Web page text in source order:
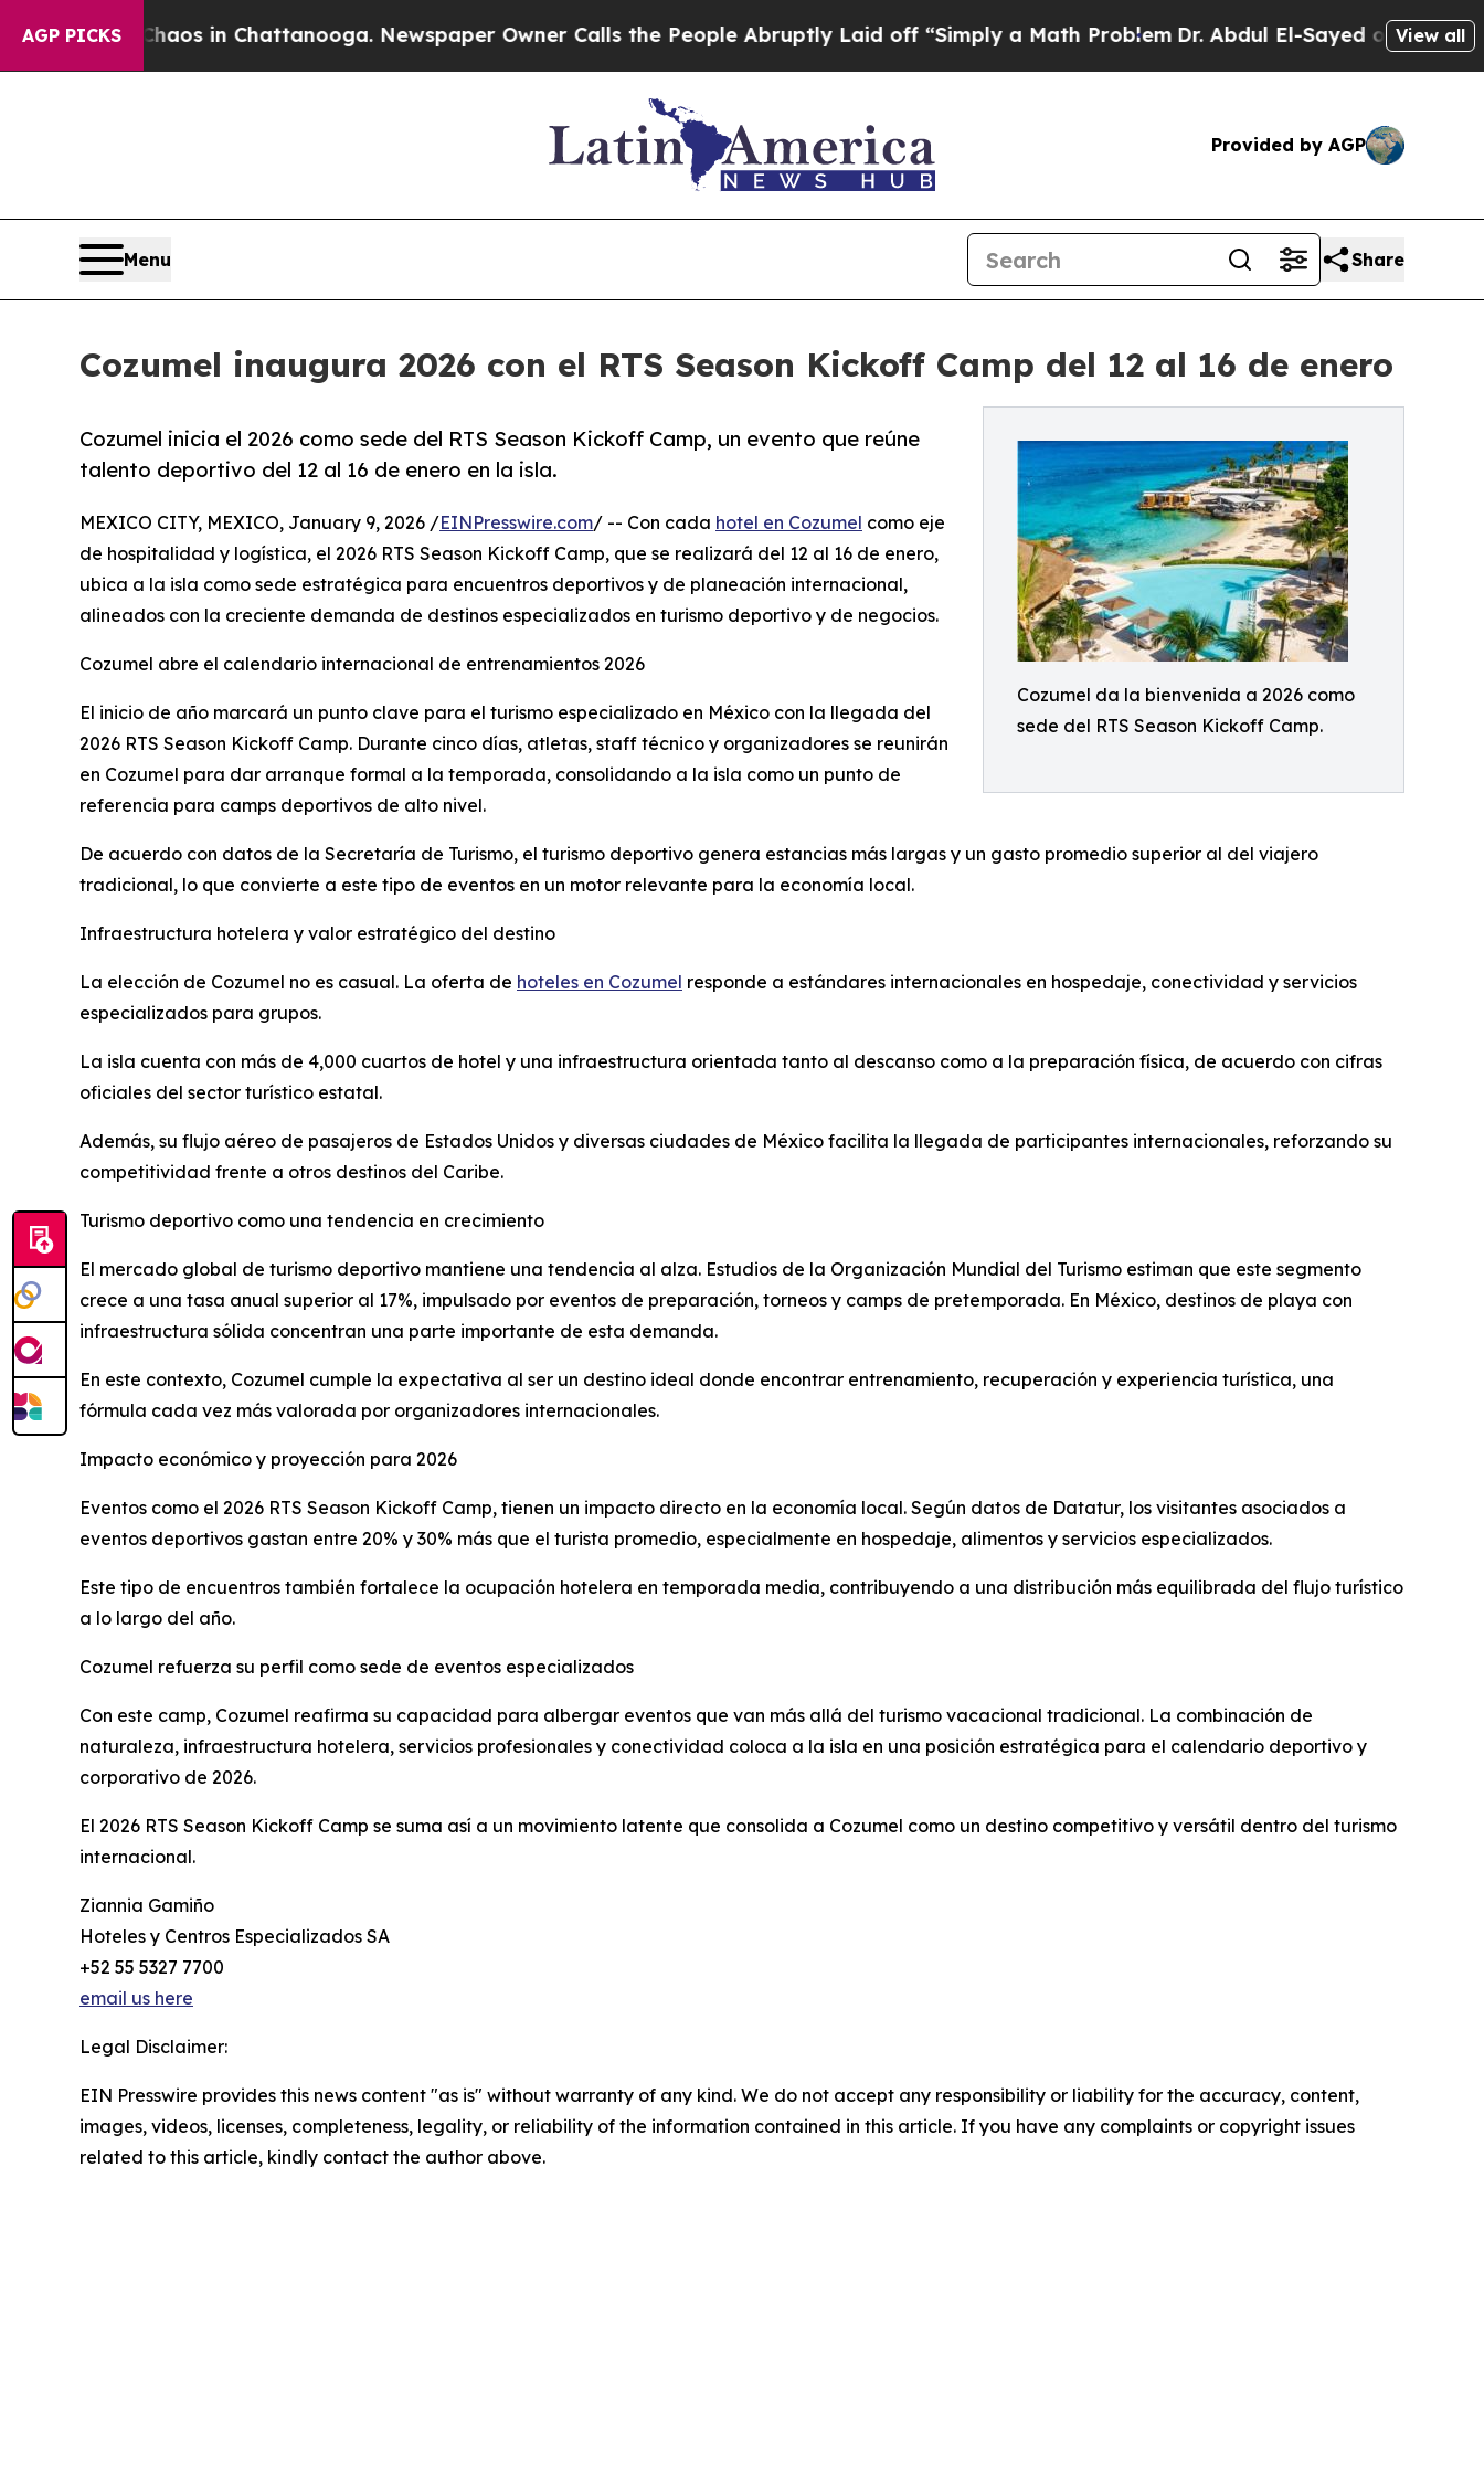
AGP PICKS
Chaos in Chattanooga. Newspaper Owner Calls the People Abruptly Laid off “Simply a Math Problem Dr. Abdul El-Sayed on HistoricView all
Provided by AGP
Menu Share
Cozumel inaugura 2026 con el RTS Season Kickoff Camp del 12 al 16 de enero
Cozumel da la bienvenida a 2026 como
sede del RTS Season Kickoff Camp.
Cozumel inicia el 2026 como sede del RTS Season Kickoff Camp, un evento que reúne
talento deportivo del 12 al 16 de enero en la isla.
MEXICO CITY, MEXICO, January 9, 2026 /EINPresswire.com/ -- Con cada hotel en Cozumel como eje
de hospitalidad y logística, el 2026 RTS Season Kickoff Camp, que se realizará del 12 al 16 de enero,
ubica a la isla como sede estratégica para encuentros deportivos y de planeación internacional,
alineados con la creciente demanda de destinos especializados en turismo deportivo y de negocios.
Cozumel abre el calendario internacional de entrenamientos 2026
El inicio de año marcará un punto clave para el turismo especializado en México con la llegada del
2026 RTS Season Kickoff Camp. Durante cinco días, atletas, staff técnico y organizadores se reunirán
en Cozumel para dar arranque formal a la temporada, consolidando a la isla como un punto de
referencia para camps deportivos de alto nivel.
De acuerdo con datos de la Secretaría de Turismo, el turismo deportivo genera estancias más largas y un gasto promedio superior al del viajero
tradicional, lo que convierte a este tipo de eventos en un motor relevante para la economía local.
Infraestructura hotelera y valor estratégico del destino
La elección de Cozumel no es casual. La oferta de hoteles en Cozumel responde a estándares internacionales en hospedaje, conectividad y servicios
especializados para grupos.
La isla cuenta con más de 4,000 cuartos de hotel y una infraestructura orientada tanto al descanso como a la preparación física, de acuerdo con cifras
oficiales del sector turístico estatal.
Además, su flujo aéreo de pasajeros de Estados Unidos y diversas ciudades de México facilita la llegada de participantes internacionales, reforzando su
competitividad frente a otros destinos del Caribe.
Turismo deportivo como una tendencia en crecimiento
El mercado global de turismo deportivo mantiene una tendencia al alza. Estudios de la Organización Mundial del Turismo estiman que este segmento
crece a una tasa anual superior al 17%, impulsado por eventos de preparación, torneos y camps de pretemporada. En México, destinos de playa con
infraestructura sólida concentran una parte importante de esta demanda.
En este contexto, Cozumel cumple la expectativa al ser un destino ideal donde encontrar entrenamiento, recuperación y experiencia turística, una
fórmula cada vez más valorada por organizadores internacionales.
Impacto económico y proyección para 2026
Eventos como el 2026 RTS Season Kickoff Camp, tienen un impacto directo en la economía local. Según datos de Datatur, los visitantes asociados a
eventos deportivos gastan entre 20% y 30% más que el turista promedio, especialmente en hospedaje, alimentos y servicios especializados.
Este tipo de encuentros también fortalece la ocupación hotelera en temporada media, contribuyendo a una distribución más equilibrada del flujo turístico
a lo largo del año.
Cozumel refuerza su perfil como sede de eventos especializados
Con este camp, Cozumel reafirma su capacidad para albergar eventos que van más allá del turismo vacacional tradicional. La combinación de
naturaleza, infraestructura hotelera, servicios profesionales y conectividad coloca a la isla en una posición estratégica para el calendario deportivo y
corporativo de 2026.
El 2026 RTS Season Kickoff Camp se suma así a un movimiento latente que consolida a Cozumel como un destino competitivo y versátil dentro del turismo
internacional.
Ziannia Gamiño
Hoteles y Centros Especializados SA
+52 55 5327 7700
email us here
Legal Disclaimer:
EIN Presswire provides this news content "as is" without warranty of any kind. We do not accept any responsibility or liability for the accuracy, content,
images, videos, licenses, completeness, legality, or reliability of the information contained in this article. If you have any complaints or copyright issues
related to this article, kindly contact the author above.